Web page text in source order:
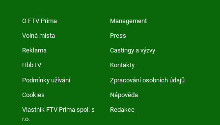
O FTV Prima Management
Volná místa Press
Reklama Castingy a výzvy
HbbTV Kontakty
Podmínky užívání Zpracování osobních údajů
Cookies Nápověda
Vlastník FTV Prima spol. s
r.o.
Redakce